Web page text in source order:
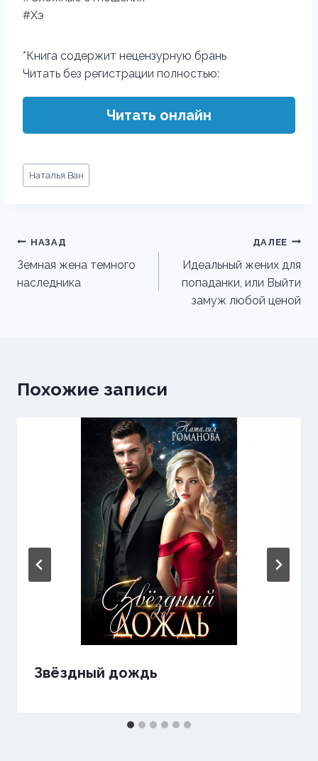
#Хэ
*Книга содержит нецензурную брань
Читать без регистрации полностью:
Читать онлайн
Метки
записи:
Наталья Ван
Навигация
по
записям
НАЗАД
Земная жена темного
наследника
ДАЛЕЕ
Идеальный жених для
попаданки, или Выйти
замуж любой ценой
Похожие записи
Звёздный дождь